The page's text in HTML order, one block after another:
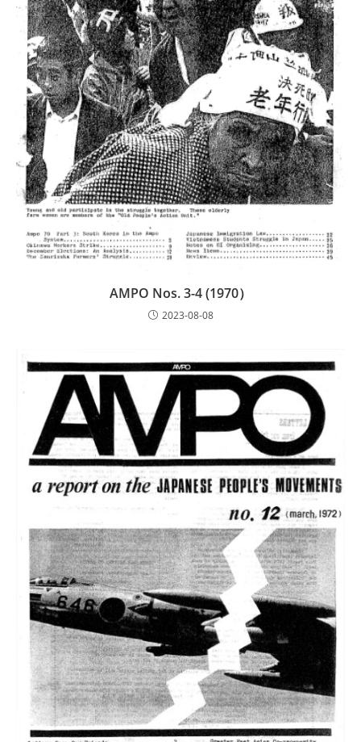
AMPO Nos. 3-4 (1970）
2023-08-08